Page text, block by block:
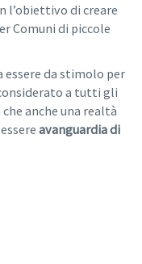
l’obiettivo di creare
Comuni di piccole
essere da stimolo per
a tutti gli
anche una realtà
avanguardia di